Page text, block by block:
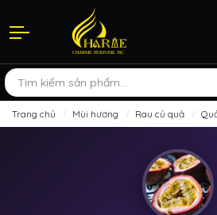
Trang chủ Mùi hương Rau củ quả